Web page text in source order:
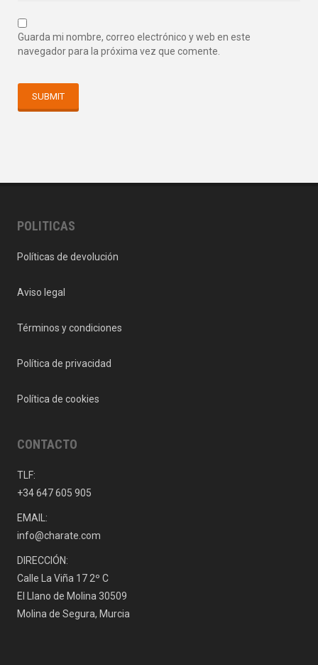
Guarda mi nombre, correo electrónico y web en este
navegador para la próxima vez que comente.
POLITICAS
Políticas de devolución
Aviso legal
Términos y condiciones
Política de privacidad
Política de cookies
CONTACTO
TLF:
+34 647 605 905
EMAIL:
info@charate.com
DIRECCIÓN:
Calle La Viña 17 2º C
El Llano de Molina 30509
Molina de Segura, Murcia